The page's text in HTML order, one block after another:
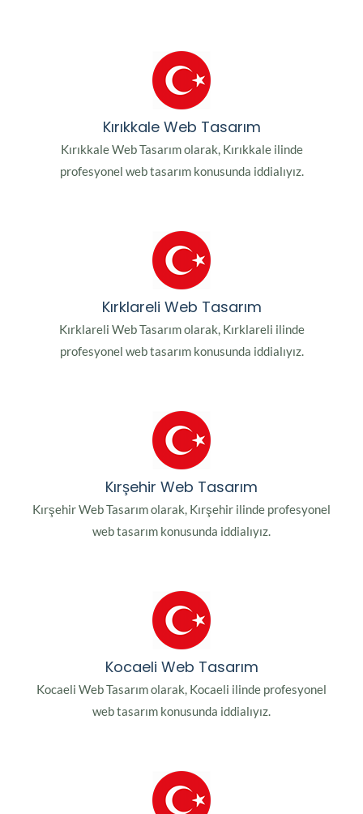
Kırıkkale Web Tasarım
Kırıkkale Web Tasarım olarak, Kırıkkale ilinde
profesyonel web tasarım konusunda iddialıyız.
Kırklareli Web Tasarım
Kırklareli Web Tasarım olarak, Kırklareli ilinde
profesyonel web tasarım konusunda iddialıyız.
Kırşehir Web Tasarım
Kırşehir Web Tasarım olarak, Kırşehir ilinde profesyonel
web tasarım konusunda iddialıyız.
Kocaeli Web Tasarım
Kocaeli Web Tasarım olarak, Kocaeli ilinde profesyonel
web tasarım konusunda iddialıyız.